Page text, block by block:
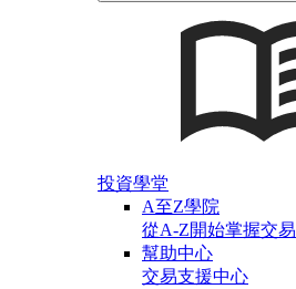
投資學堂
A至Z學院
從A-Z開始掌握交易
幫助中心
交易支援中心